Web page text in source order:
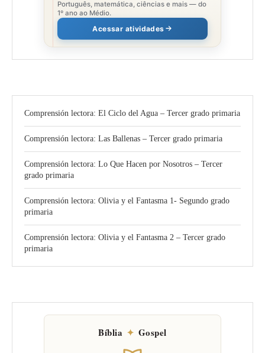
Português, matemática, ciências e mais — do
1º ano ao Médio.
Acessar atividades
Comprensión lectora: El Ciclo del Agua – Tercer grado primaria
Comprensión lectora: Las Ballenas – Tercer grado primaria
Comprensión lectora: Lo Que Hacen por Nosotros – Tercer
grado primaria
Comprensión lectora: Olivia y el Fantasma 1- Segundo grado
primaria
Comprensión lectora: Olivia y el Fantasma 2 – Tercer grado
primaria
Bíblia ✦ Gospel